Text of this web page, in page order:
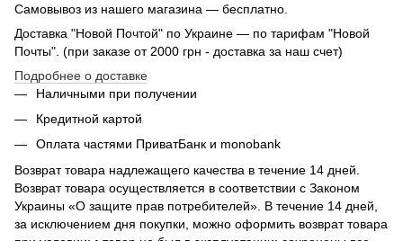
Самовывоз из нашего магазина — бесплатно.
Доставка "Новой Почтой" по Украине — по тарифам "Новой
Почты". (при заказе от 2000 грн - доставка за наш счет)
Подробнее о доставке
Наличными при получении
Кредитной картой
Оплата частями ПриватБанк и monobank
Возврат товара надлежащего качества в течение 14 дней.
Возврат товара осуществляется в соответствии с Законом
Украины «О защите прав потребителей». В течение 14 дней,
за исключением дня покупки, можно оформить возврат товара